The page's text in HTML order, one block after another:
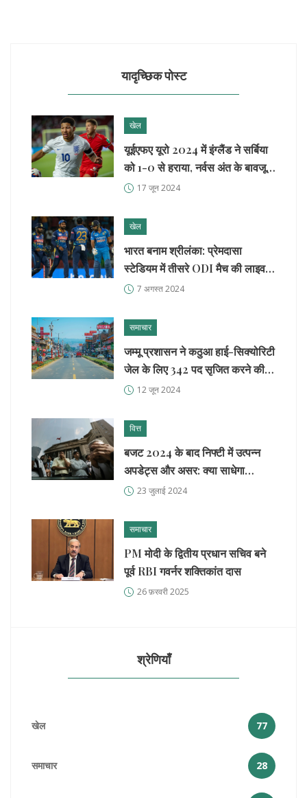
यादृच्छिक पोस्ट
खेल
यूईएफए यूरो 2024 में इंग्लैंड ने सर्बिया
को 1-0 से हराया, नर्वस अंत के बावजूद
गारंटी17 जून 2024
खेल
भारत बनाम श्रीलंका: प्रेमदासा
स्टेडियम में तीसरे ODI मैच की लाइव
स्कोर और ताज़ा अपडेट्स
7 अगस्त 2024
समाचार
जम्मू प्रशासन ने कठुआ हाई-सिक्योरिटी
जेल के लिए 342 पद सृजित करने की
मंजूरी दी
12 जून 2024
वित्त
बजट 2024 के बाद निफ्टी में उत्पन्न
अपडेट्स और असर: क्या साधेगा
24,500 अंक का स्तर?
23 जुलाई 2024
समाचार
PM मोदी के द्वितीय प्रधान सचिव बने
पूर्व RBI गवर्नर शक्तिकांत दास
26 फ़रवरी 2025
श्रेणियाँ
खेल 77
समाचार 28